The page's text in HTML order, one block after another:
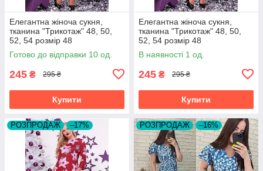
Елегантна жіноча сукня,
тканина "Трикотаж" 48, 50,
52, 54 розмір 48
Готово до відправки 10 од.
245 ₴ 295 ₴
Купити
Елегантна жіноча сукня,
тканина "Трикотаж" 48, 50,
52, 54 розмір 48
В наявності 1 од.
245 ₴ 295 ₴
Купити
РОЗПРОДАЖ –17% РОЗПРОДАЖ –16%